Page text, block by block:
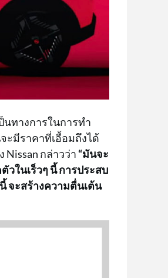
ทางการในการทำ
มีราคาที่เอื้อมถึงได้
กล่าวว่า “มันจะ
ในเร็วๆ นี้ การประสบ
จะสร้างความตื่นเต้น